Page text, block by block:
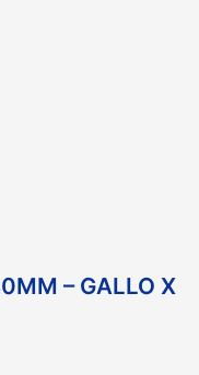
– GALLO X